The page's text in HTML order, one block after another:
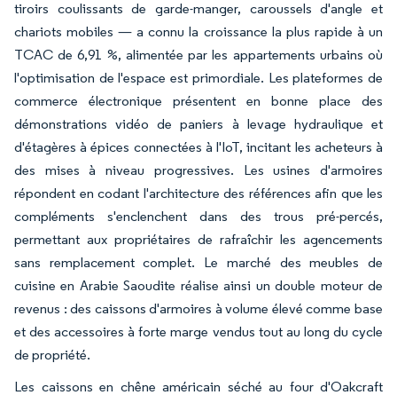
tiroirs coulissants de garde-manger, caroussels d'angle et
chariots mobiles — a connu la croissance la plus rapide à un
TCAC de 6,91 %, alimentée par les appartements urbains où
l'optimisation de l'espace est primordiale. Les plateformes de
commerce électronique présentent en bonne place des
démonstrations vidéo de paniers à levage hydraulique et
d'étagères à épices connectées à l'IoT, incitant les acheteurs à
des mises à niveau progressives. Les usines d'armoires
répondent en codant l'architecture des références afin que les
compléments s'enclenchent dans des trous pré-percés,
permettant aux propriétaires de rafraîchir les agencements
sans remplacement complet. Le marché des meubles de
cuisine en Arabie Saoudite réalise ainsi un double moteur de
revenus : des caissons d'armoires à volume élevé comme base
et des accessoires à forte marge vendus tout au long du cycle
de propriété.
Les caissons en chêne américain séché au four d'Oakcraft